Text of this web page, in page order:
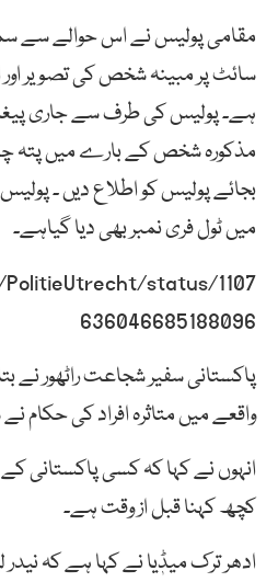
مقامی پولیس نے اس حوالے سے
سائٹ پر مبینہ شخص کی تصویر اور
ہے۔ پولیس کی طرف سے جاری
مذکورہ شخص کے بارے میں پتہ
بجائے پولیس کو اطلاع دیں ۔
میں ٹول فری نمبر بھی دیا گیاہے۔
status/1107
636046685188096
پاکستانی سفیر شجاعت راٹھور نے
واقعے میں متاثرہ افراد کی حکام
انہوں نے کہا کہ کسی پاکستانی
کچھ کہنا قبل از وقت ہے۔
ادھر ترک میڈٖیا نے کہا ہے کہ نیدر